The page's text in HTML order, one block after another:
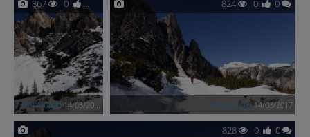
867 0 0
nonnocarb 14/03/2017
824 0 0
nonnocarb 14/03/2017
828 0 0